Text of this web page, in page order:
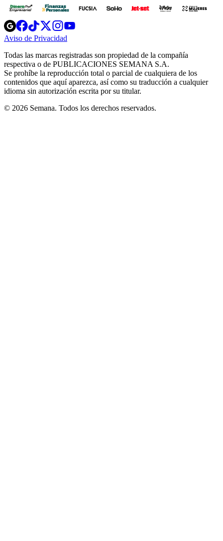
Opens
in
new
Opens
in
new
Opens
in
new
window
Opens
new
windowwindow
Aviso de Privacidad
new
window
Todas las marcas registradas son propiedad de la compañía
respectiva o de PUBLICACIONES SEMANA S.A.
Se prohíbe la reproducción total o parcial de cualquiera de los
contenidos que aquí aparezca, así como su traducción a cualquier
idioma sin autorización escrita por su titular.
© 2026 Semana. Todos los derechos reservados.